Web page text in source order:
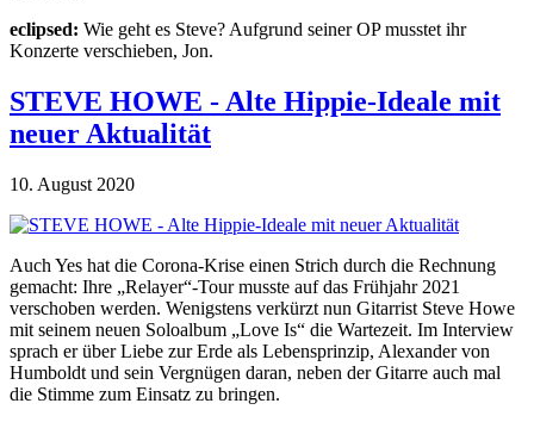
eclipsed: Wie geht es Steve? Aufgrund seiner OP musstet ihr
Konzerte verschieben, Jon.
STEVE HOWE - Alte Hippie-Ideale mit
neuer Aktualität
10. August 2020
Auch Yes hat die Corona-Krise einen Strich durch die Rechnung
gemacht: Ihre „Relayer“-Tour musste auf das Frühjahr 2021
verschoben werden. Wenigstens verkürzt nun Gitarrist Steve Howe
mit seinem neuen Soloalbum „Love Is“ die Wartezeit. Im Interview
sprach er über Liebe zur Erde als Lebensprinzip, Alexander von
Humboldt und sein Vergnügen daran, neben der Gitarre auch mal
die Stimme zum Einsatz zu bringen.